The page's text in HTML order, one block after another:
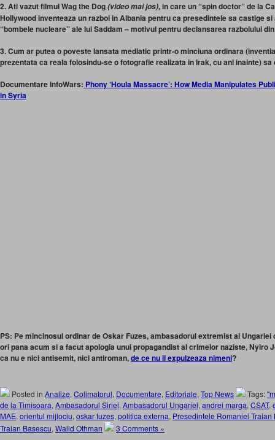
2. Ati vazut filmul Wag the Dog(video mai jos), in care un “spin doctor” de la
Hollywood inventeaza un razboi in Albania pentru ca presedintele sa castige
“bombele nucleare” ale lui Saddam – motivul pentru declansarea razboiului
3. Cum ar putea o poveste lansata mediatic printr-o minciuna ordinara
prezentata ca reala folosindu-se o fotografie realizata in Irak, cu ani inainte) sa
Documentare InfoWars: Phony ‘Houla Massacre’: How Media Manipulates
in Syria
PS: Pe mincinosul ordinar de Oskar Fuzes, ambasadorul extremist al
ori pana acum si a facut apologia unui propagandist al crimelor naziste, Nyiro
ca nu e nici antisemit, nici antiroman,de ce nu il expulzeaza nimeni?
Posted in Analize, Colimatorul, Documentare, Editoriale, Top News Tags:
de la Timisoara, Ambasadorul Siriei, Ambasadorul Ungariei, andrei marga, CSAT,
MAE, orientul mijlociu, oskar fuzes, politica externa, Presedintele Romaniei Traian
Traian Basescu, Walid Othman 3 Comments »